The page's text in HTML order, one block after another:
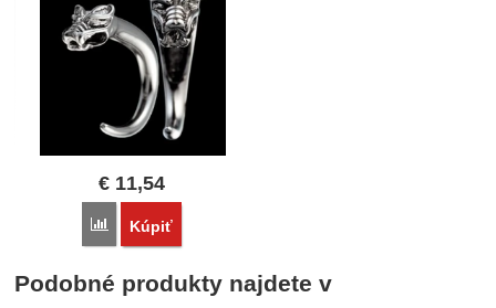
€ 11,54
Porovnať
Kúpiť
Podobné produkty najdete v